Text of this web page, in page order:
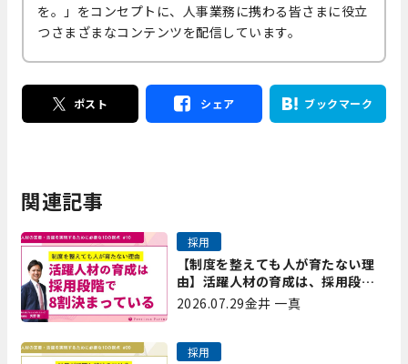
を。」をコンセプトに、人事業務に携わる皆さまに役立
つさまざまなコンテンツを配信しています。
ポスト シェア ブックマーク
関連記事
【制度を整えても人が育たない理
由】活躍人材の育成は、採用段階
で8割決まっている｜プレシャスパ
ートナーズ矢野
採用
2026.07.29金井 一真
採用